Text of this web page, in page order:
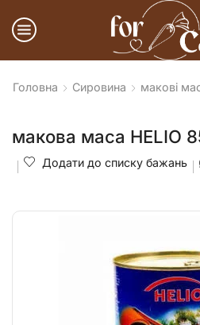
Головна Сировина макові
макова маса HELIO
Додати до списку бажань